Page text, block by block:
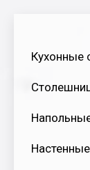
Кухонные